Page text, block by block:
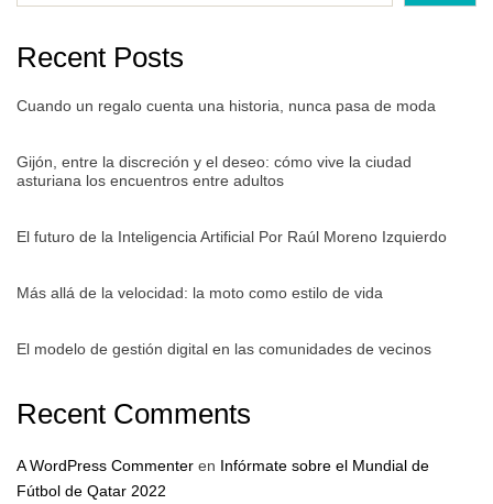
Recent Posts
Cuando un regalo cuenta una historia, nunca pasa de moda
Gijón, entre la discreción y el deseo: cómo vive la ciudad
asturiana los encuentros entre adultos
El futuro de la Inteligencia Artificial Por Raúl Moreno Izquierdo
Más allá de la velocidad: la moto como estilo de vida
El modelo de gestión digital en las comunidades de vecinos
Recent Comments
A WordPress Commenter en Infórmate sobre el Mundial de
Fútbol de Qatar 2022